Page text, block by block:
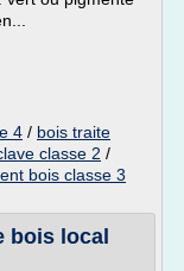
4 / bois traite
classe 2 /
bois classe 3
bois local